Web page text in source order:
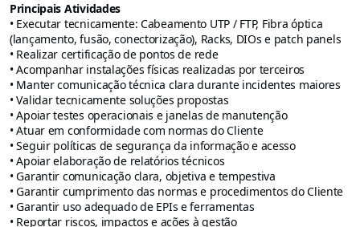
Principais Atividades
• Executar tecnicamente: Cabeamento UTP / FTP, Fibra óptica
(lançamento, fusão, conectorização), Racks, DIOs e patch panels
• Realizar certificação de pontos de rede
• Acompanhar instalações físicas realizadas por terceiros
• Manter comunicação técnica clara durante incidentes maiores
• Validar tecnicamente soluções propostas
• Apoiar testes operacionais e janelas de manutenção
• Atuar em conformidade com normas do Cliente
• Seguir políticas de segurança da informação e acesso
• Apoiar elaboração de relatórios técnicos
• Garantir comunicação clara, objetiva e tempestiva
• Garantir cumprimento das normas e procedimentos do Cliente
• Garantir uso adequado de EPIs e ferramentas
• Reportar riscos, impactos e ações à gestão